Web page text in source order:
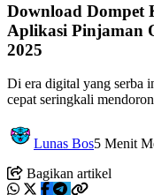
Download
Aplikasi Pinjaman
2025
Di era digital yang serba
cepat seringkali
Lunas Bos5 Menit
Bagikan artikel